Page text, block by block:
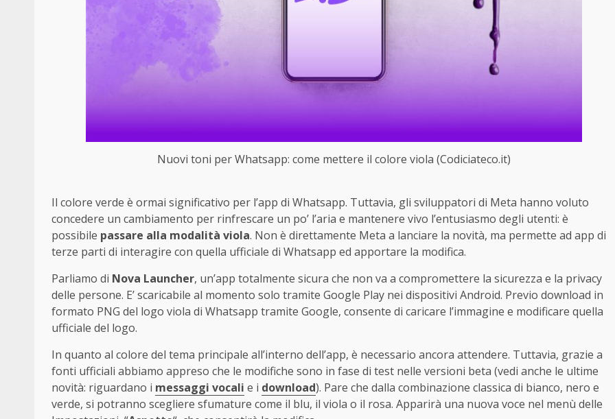
Nuovi toni per Whatsapp: come mettere il colore viola (Codiciateco.it)
Il colore verde è ormai significativo per l’app di Whatsapp. Tuttavia, gli sviluppatori di Meta hanno voluto
concedere un cambiamento per rinfrescare un po’ l’aria e mantenere vivo l’entusiasmo degli utenti: è
possibile passare alla modalità viola. Non è direttamente Meta a lanciare la novità, ma permette ad app di
terze parti di interagire con quella ufficiale di Whatsapp ed apportare la modifica.
Parliamo di Nova Launcher, un’app totalmente sicura che non va a compromettere la sicurezza e la privacy
delle persone. E’ scaricabile al momento solo tramite Google Play nei dispositivi Android. Previo download in
formato PNG del logo viola di Whatsapp tramite Google, consente di caricare l’immagine e modificare quella
ufficiale del logo.
In quanto al colore del tema principale all’interno dell’app, è necessario ancora attendere. Tuttavia, grazie a
fonti ufficiali abbiamo appreso che le modifiche sono in fase di test nelle versioni beta (vedi anche le ultime
novità: riguardano i messaggi vocali e i download). Pare che dalla combinazione classica di bianco, nero e
verde, si potranno scegliere sfumature come il blu, il viola o il rosa. Apparirà una nuova voce nel menù delle